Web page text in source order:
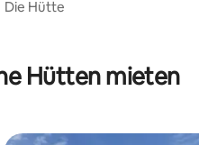
Bewertung: 5 von 5,
Die Hütte
Hütten mieten